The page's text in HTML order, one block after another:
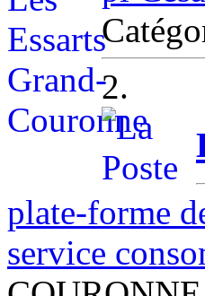
2.
plate-forme
service